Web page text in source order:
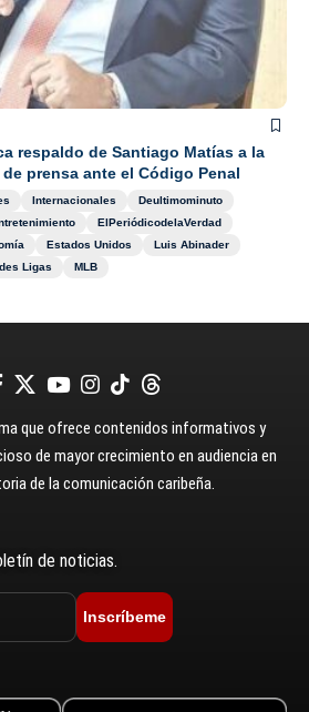
respaldo de Santiago Matías a la
prensa ante el Código Penal
Internacionales
Deultimominuto
ElPeriódicodelaVerdad
Estados Unidos
Luis Abinader
Ligas MLB
que ofrece contenidos informativos y
de mayor crecimiento en audiencia en
de la comunicación caribeña.
de noticias.
Inscríbeme